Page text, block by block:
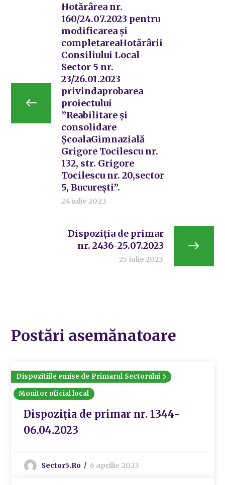
Hotărârea nr.
160/24.07.2023 pentru
modificarea și
completareaHotărârii
Consiliului Local
Sector 5 nr.
23/26.01.2023
privindaprobarea
proiectului
”Reabilitare și
consolidare
ȘcoalaGimnazială
Grigore Tocilescu nr.
132, str. Grigore
Tocilescu nr. 20,sector
5, București”.
24 iulie 2023
Dispoziția de primar
nr. 2436-25.07.2023
25 iulie 2023
Postări asemănatoare
Dispozitiile emise de Primarul Sectorului 5
Monitor oficial local
Dispoziția de primar nr. 1344-
06.04.2023
Sector5.ro 6 aprilie 2023